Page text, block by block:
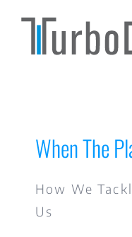
content
When The
How We
Us